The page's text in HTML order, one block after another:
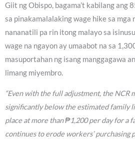
Giit ng Obispo, bagama’t kabilang ang
sa pinakamalalaking wage hike sa mga
nananatili pa rin itong malayo sa
wage na ngayon ay umaabot na sa
masuportahan ng isang manggagawa
limang miyembro.
“Even with the full adjustment, the NCR
significantly below the estimated family
place at more than ₱1,200 per day for a
continues to erode workers’ purchasing